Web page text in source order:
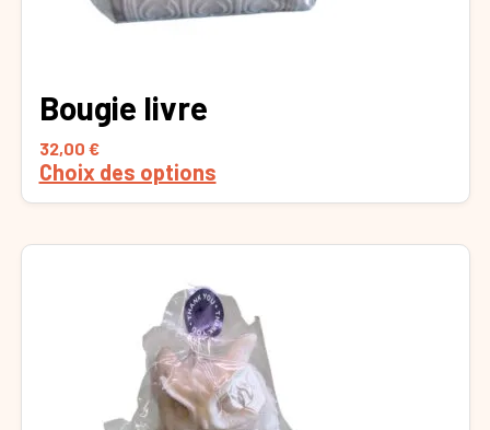
Bougie livre
32,00 €
Choix des options
produit